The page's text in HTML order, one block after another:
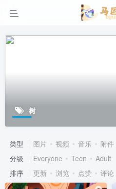
树
类型 图片 视频 音乐
附件
分级
Everyone Teen
Adult
排序
更新 浏览 点赞 评论